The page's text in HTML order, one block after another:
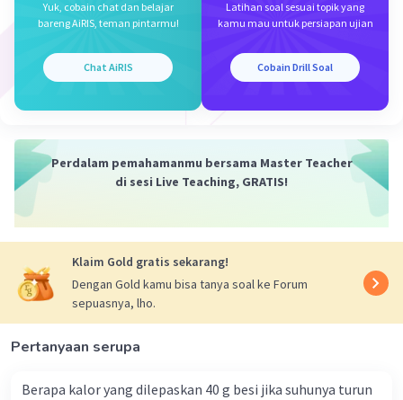
ΔL = (1,9 × 10^(-5) per °C) * (5 cm) * (213°C - 13°C)
ΔL = 1,9 × 10^(-5) * 1000
Jadi, pertambahan panjang logam pada suhu 213°C
adalah 0,019 cm. Jawaban yang paling mendekati adalah
Iklan
Yuk, cobain chat dan belajar
bareng AiRIS, teman pintarmu!
Chat AiRIS
Latihan soal sesuai topik yang
kamu mau untuk persiapan ujian
Cobain Drill Soal
Perdalam pemahamanmu bersama Master Teacher
di sesi Live Teaching, GRATIS!
Klaim Gold gratis sekarang!
Dengan Gold kamu bisa tanya soal ke Forum
sepuasnya, lho.
Pertanyaan serupa
Berapa kalor yang dilepaskan 40 g besi jika suhunya turun